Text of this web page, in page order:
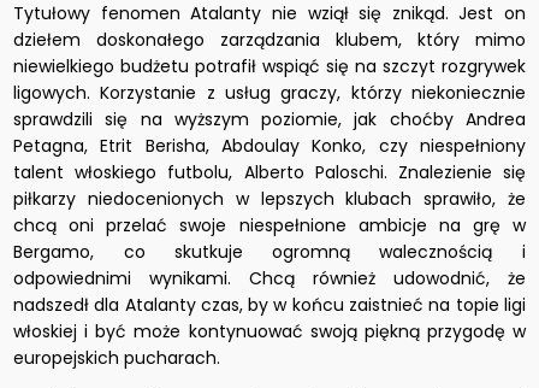
Tytułowy fenomen Atalanty nie wziął się znikąd. Jest on
dziełem doskonałego zarządzania klubem, który mimo
niewielkiego budżetu potrafił wspiąć się na szczyt rozgrywek
ligowych. Korzystanie z usług graczy, którzy niekoniecznie
sprawdzili się na wyższym poziomie, jak choćby Andrea
Petagna, Etrit Berisha, Abdoulay Konko, czy niespełniony
talent włoskiego futbolu, Alberto Paloschi. Znalezienie się
piłkarzy niedocenionych w lepszych klubach sprawiło, że
chcą oni przelać swoje niespełnione ambicje na grę w
Bergamo, co skutkuje ogromną walecznością i
odpowiednimi wynikami. Chcą również udowodnić, że
nadszedł dla Atalanty czas, by w końcu zaistnieć na topie ligi
włoskiej i być może kontynuować swoją piękną przygodę w
europejskich pucharach.